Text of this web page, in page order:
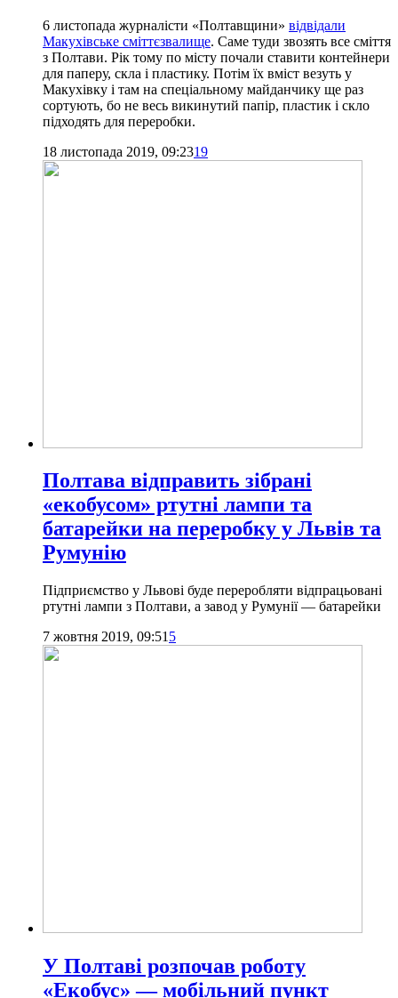
6 листопада журналісти «Полтавщини» відвідали
Макухівське сміттєзвалище. Саме туди звозять все сміття
з Полтави. Рік тому по місту почали ставити контейнери
для паперу, скла і пластику. Потім їх вміст везуть у
Макухівку і там на спеціальному майданчику ще раз
сортують, бо не весь викинутий папір, пластик і скло
підходять для переробки.
18 листопада 2019, 09:2319
Полтава відправить зібрані
«екобусом» ртутні лампи та
батарейки на переробку у Львів та
Румунію
Підприємство у Львові буде переробляти відпрацьовані
ртутні лампи з Полтави, а завод у Румунії — батарейки
7 жовтня 2019, 09:51 5
У Полтаві розпочав роботу
«Екобус» — мобільний пункт